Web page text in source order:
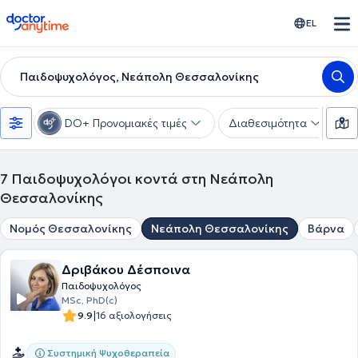
doctoranytime EL
Παιδοψυχολόγος, Νεάπολη Θεσσαλονίκης
DO+ Προνομιακές τιμές Διαθεσιμότητα
7 Παιδοψυχολόγοι κοντά στη Νεάπολη
Θεσσαλονίκης
Νομός Θεσσαλονίκης Νεάπολη Θεσσαλονίκης Βάρνα
Δριβάκου Δέσποινα
Παιδοψυχολόγος
MSc, PhD(c)
9.9|16 αξιολογήσεις
Συστημική Ψυχοθεραπεία